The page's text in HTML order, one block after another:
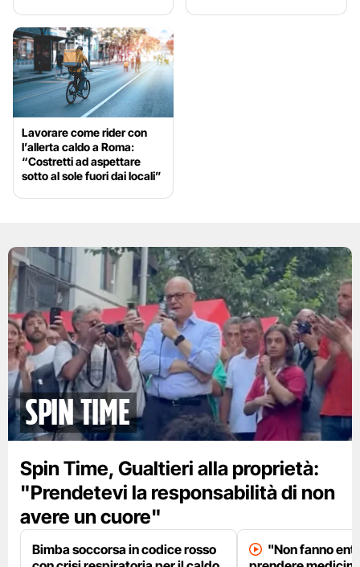
Lavorare come rider con
l’allerta caldo a Roma:
“Costretti ad aspettare
sotto al sole fuori dai locali”
spin time
Spin Time, Gualtieri alla proprietà:
"Prendetevi la responsabilità di non
avere un cuore"
Bimba soccorsa in codice rosso
"Non fanno